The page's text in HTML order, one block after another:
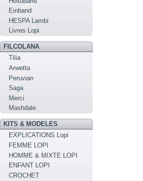
Einband
HESPA Lambi
Livres Lopi
FILCOLANA
Tilia
Arwetta
Peruvian
Saga
Merci
Mashdale
KITS & MODELES
EXPLICATIONS Lopi
FEMME LOPI
HOMME & MIXTE LOPI
ENFANT LOPI
CROCHET